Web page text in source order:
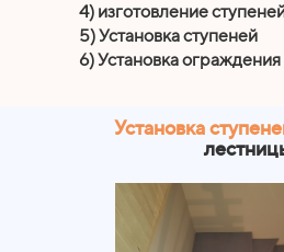
4) изготовление
5) Установка ступеней
6) Установка
Установка